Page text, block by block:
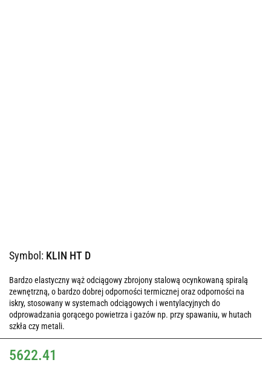
Symbol: KLIN HT D
Bardzo elastyczny wąż odciągowy zbrojony stalową ocynkowaną spiralą
zewnętrzną, o bardzo dobrej odporności termicznej oraz odporności na
iskry, stosowany w systemach odciągowych i wentylacyjnych do
odprowadzania gorącego powietrza i gazów np. przy spawaniu, w hutach
szkła czy metali.
5622.41